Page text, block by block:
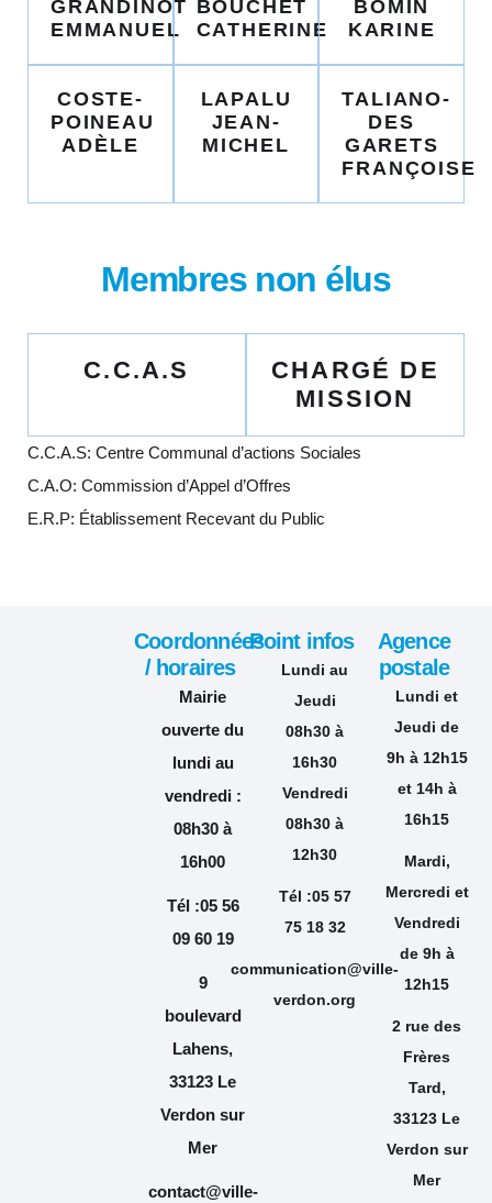
GRANDINOT
EMMANUEL
BOUCHET
CATHERINE
BOMIN
KARINE
COSTE-
POINEAU
ADÈLE
LAPALU
JEAN-
MICHEL
TALIANO-
DES
GARETS
FRANÇOISE
Membres non élus
C.C.A.S
CHARGÉ DE
MISSION
C.C.A.S: Centre Communal d’actions Sociales
C.A.O: Commission d’Appel d’Offres
E.R.P: Établissement Recevant du Public
Coordonnées
/ horaires
Mairie
ouverte du
lundi au
vendredi :
08h30 à
16h00
Tél :05 56
09 60 19
9
boulevard
Lahens,
33123 Le
Verdon sur
Mer
contact@ville-
Point infos
Lundi au
Jeudi
08h30 à
16h30
Vendredi
08h30 à
12h30
Tél :05 57
75 18 32
communication@ville-
verdon.org
Agence
postale
Lundi et
Jeudi de
9h à 12h15
et 14h à
16h15
Mardi,
Mercredi et
Vendredi
de 9h à
12h15
2 rue des
Frères
Tard,
33123 Le
Verdon sur
Mer